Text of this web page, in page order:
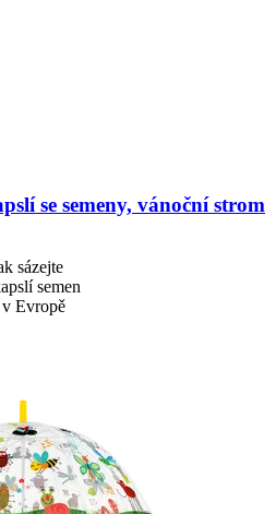
se semeny, vánoční strom
sázejte
semen
Evropě